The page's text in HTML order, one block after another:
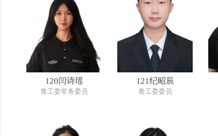
120闫诗瑶
青工委常务委员
121纪昭辰
青工委委员